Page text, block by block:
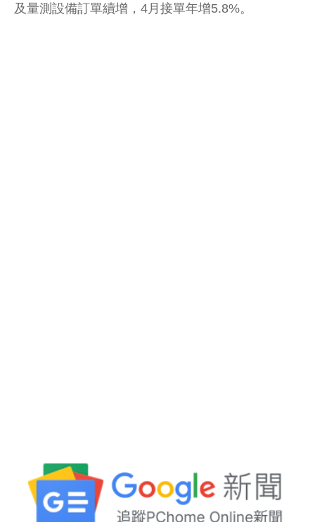
及量測設備訂單續增，4月接單年增5.8%。